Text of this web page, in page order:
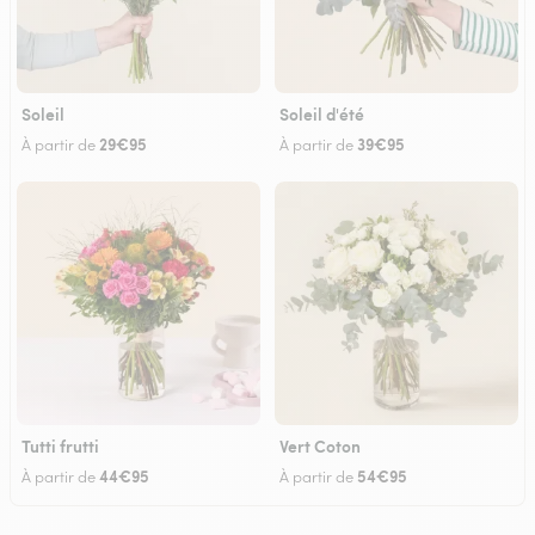
Soleil
À partir de29€95
Soleil d'été
À partir de 39€95
Tutti frutti
À partir de44€95
Vert Coton
À partir de 54€95